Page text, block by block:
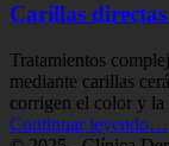
Carillas
Tratamientos
mediante carillas
corrigen el color y la
Continuar leyendo…